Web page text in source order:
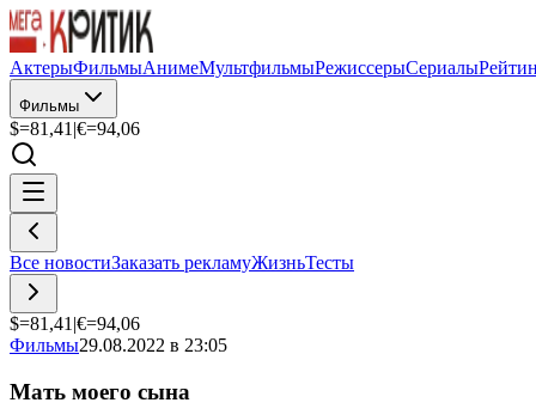
АктерыФильмыАнимеМультфильмыРежиссерыСериалы
Фильмы
$=81,41 |€=94,06
Все новостиЗаказать рекламуЖизньТесты
$=81,41 |€=94,06
Фильмы29.08.2022 в 23:05
Мать моего сына